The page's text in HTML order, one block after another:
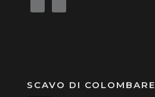
SCAVO DI COLOMBARE